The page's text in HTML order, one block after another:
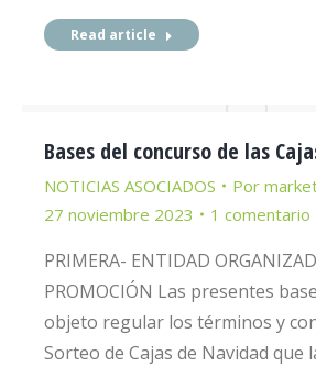
Read article
Bases del concurso de las
NOTICIAS ASOCIADOS Por
27 noviembre 2023
1 comentario
PRIMERA- ENTIDAD
PROMOCIÓN Las presentes
objeto regular los términos y
Sorteo de Cajas de Navidad que